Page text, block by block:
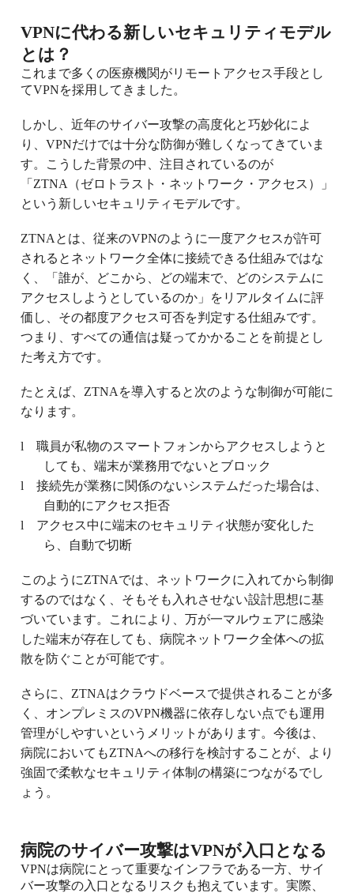
VPNに代わる新しいセキュリティモデル
とは？
これまで多くの医療機関がリモートアクセス手段とし
てVPNを採用してきました。
しかし、近年のサイバー攻撃の高度化と巧妙化によ
り、VPNだけでは十分な防御が難しくなってきていま
す。こうした背景の中、注目されているのが
「ZTNA（ゼロトラスト・ネットワーク・アクセス）」
という新しいセキュリティモデルです。
ZTNAとは、従来のVPNのように一度アクセスが許可
されるとネットワーク全体に接続できる仕組みではな
く、「誰が、どこから、どの端末で、どのシステムに
アクセスしようとしているのか」をリアルタイムに評
価し、その都度アクセス可否を判定する仕組みです。
つまり、すべての通信は疑ってかかることを前提とし
た考え方です。
たとえば、ZTNAを導入すると次のような制御が可能に
なります。
l
職員が私物のスマートフォンからアクセスしようと
しても、端末が業務用でないとブロック
l
接続先が業務に関係のないシステムだった場合は、
自動的にアクセス拒否
l
アクセス中に端末のセキュリティ状態が変化した
ら、自動で切断
このようにZTNAでは、ネットワークに入れてから制御
するのではなく、そもそも入れさせない設計思想に基
づいています。これにより、万が一マルウェアに感染
した端末が存在しても、病院ネットワーク全体への拡
散を防ぐことが可能です。
さらに、ZTNAはクラウドベースで提供されることが多
く、オンプレミスのVPN機器に依存しない点でも運用
管理がしやすいというメリットがあります。今後は、
病院においてもZTNAへの移行を検討することが、より
強固で柔軟なセキュリティ体制の構築につながるでし
ょう。
病院のサイバー攻撃はVPNが入口となる
VPNは病院にとって重要なインフラである一方、サイ
バー攻撃の入口となるリスクも抱えています。実際、